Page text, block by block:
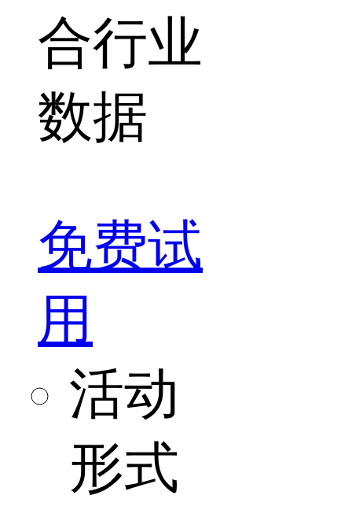
合行业
数据
免费试
用
活动
形式